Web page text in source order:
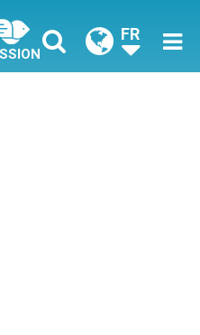
FR